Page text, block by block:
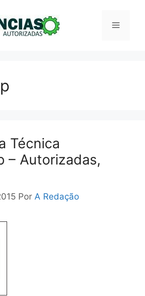
Menu
Técnica
– Autorizadas,
Por A Redação